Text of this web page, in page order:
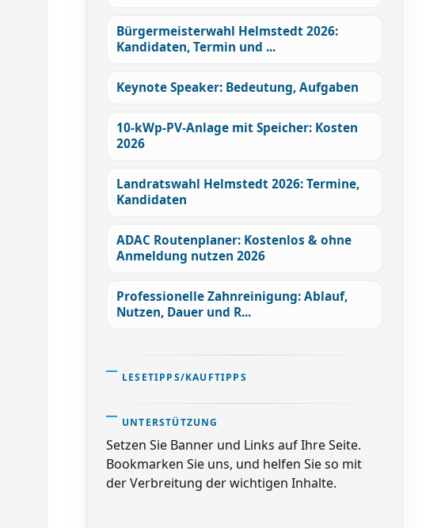
Bürgermeisterwahl Helmstedt 2026:
Kandidaten, Termin und ...
Keynote Speaker: Bedeutung, Aufgaben
10-kWp-PV-Anlage mit Speicher: Kosten
2026
Landratswahl Helmstedt 2026: Termine,
Kandidaten
ADAC Routenplaner: Kostenlos & ohne
Anmeldung nutzen 2026
Professionelle Zahnreinigung: Ablauf,
Nutzen, Dauer und R...
LESETIPPS/KAUFTIPPS
UNTERSTÜTZUNG
Setzen Sie Banner und Links auf Ihre Seite.
Bookmarken Sie uns, und helfen Sie so mit
der Verbreitung der wichtigen Inhalte.